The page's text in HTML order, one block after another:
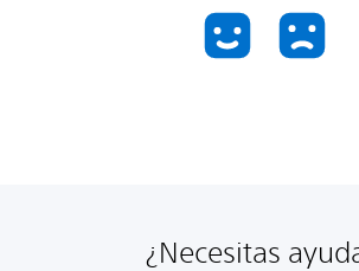
¿Necesitas